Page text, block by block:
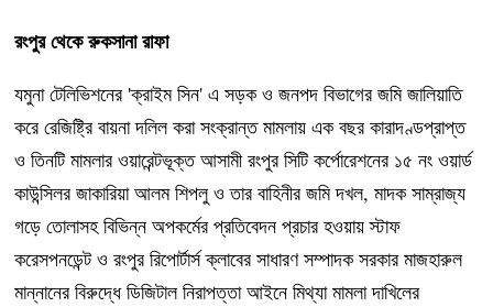
রংপুর থেকে রুকসানা রাফা
যমুনা টেলিভিশনের 'ক্রাইম সিন' এ সড়ক ও জনপদ বিভাগের জমি জালিয়াতি
করে রেজিষ্ট্রি বায়না দলিল করা সংক্রান্ত মামলায় এক বছর কারাদণ্ডপ্রাপ্ত
ও তিনটি মামলার ওয়ারেন্টভূক্ত আসামী রংপুর সিটি কর্পোরেশনের ১৫ নং ওয়ার্ড
কাউন্সিলর জাকারিয়া আলম শিপলু ও তার বাহিনীর জমি দখল, মাদক সাম্রাজ্য
গড়ে তোলাসহ বিভিন্ন অপকর্মের প্রতিবেদন প্রচার হওয়ায় স্টাফ
করেসপনডেন্ট ও রংপুর রিপোর্টার্স ক্লাবের সাধারণ সম্পাদক সরকার মাজহারুল
মান্নানের বিরুদ্ধে ডিজিটাল নিরাপত্তা আইনে মিথ্যা মামলা দাখিলের